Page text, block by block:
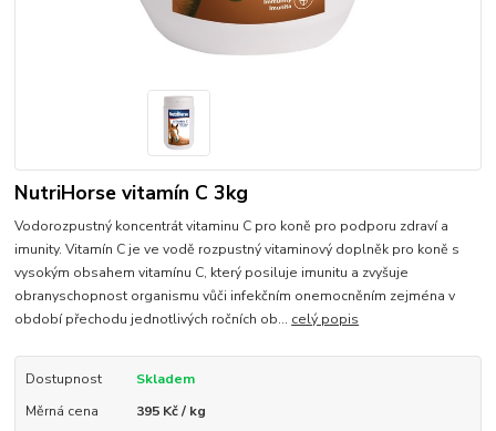
NutriHorse vitamín C 3kg
Vodorozpustný koncentrát vitaminu C pro koně pro podporu zdraví a
imunity. Vitamín C je ve vodě rozpustný vitaminový doplněk pro koně s
vysokým obsahem vitamínu C, který posiluje imunitu a zvyšuje
obranyschopnost organismu vůči infekčním onemocněním zejména v
období přechodu jednotlivých ročních ob... celý popis
Dostupnost
Skladem
Měrná cena
395 Kč / kg